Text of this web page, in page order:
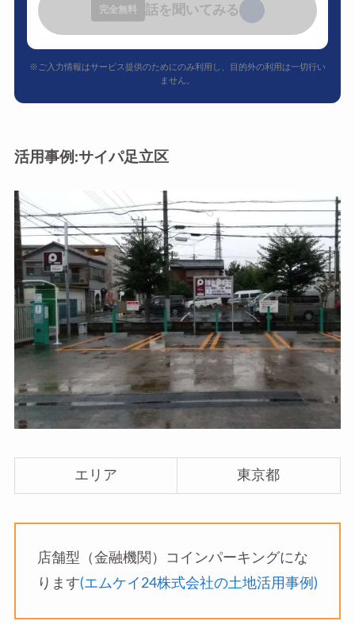
完全無料 話を聞いてみる
※ご入力情報はサービス提供のためにのみ利用し、目的外の利用は一切行い
ません。
活用事例:サイパ足立区
エリア 東京都
店舗型（金融機関）コインパーキングにな
ります(エムケイ24株式会社の土地活用事例)